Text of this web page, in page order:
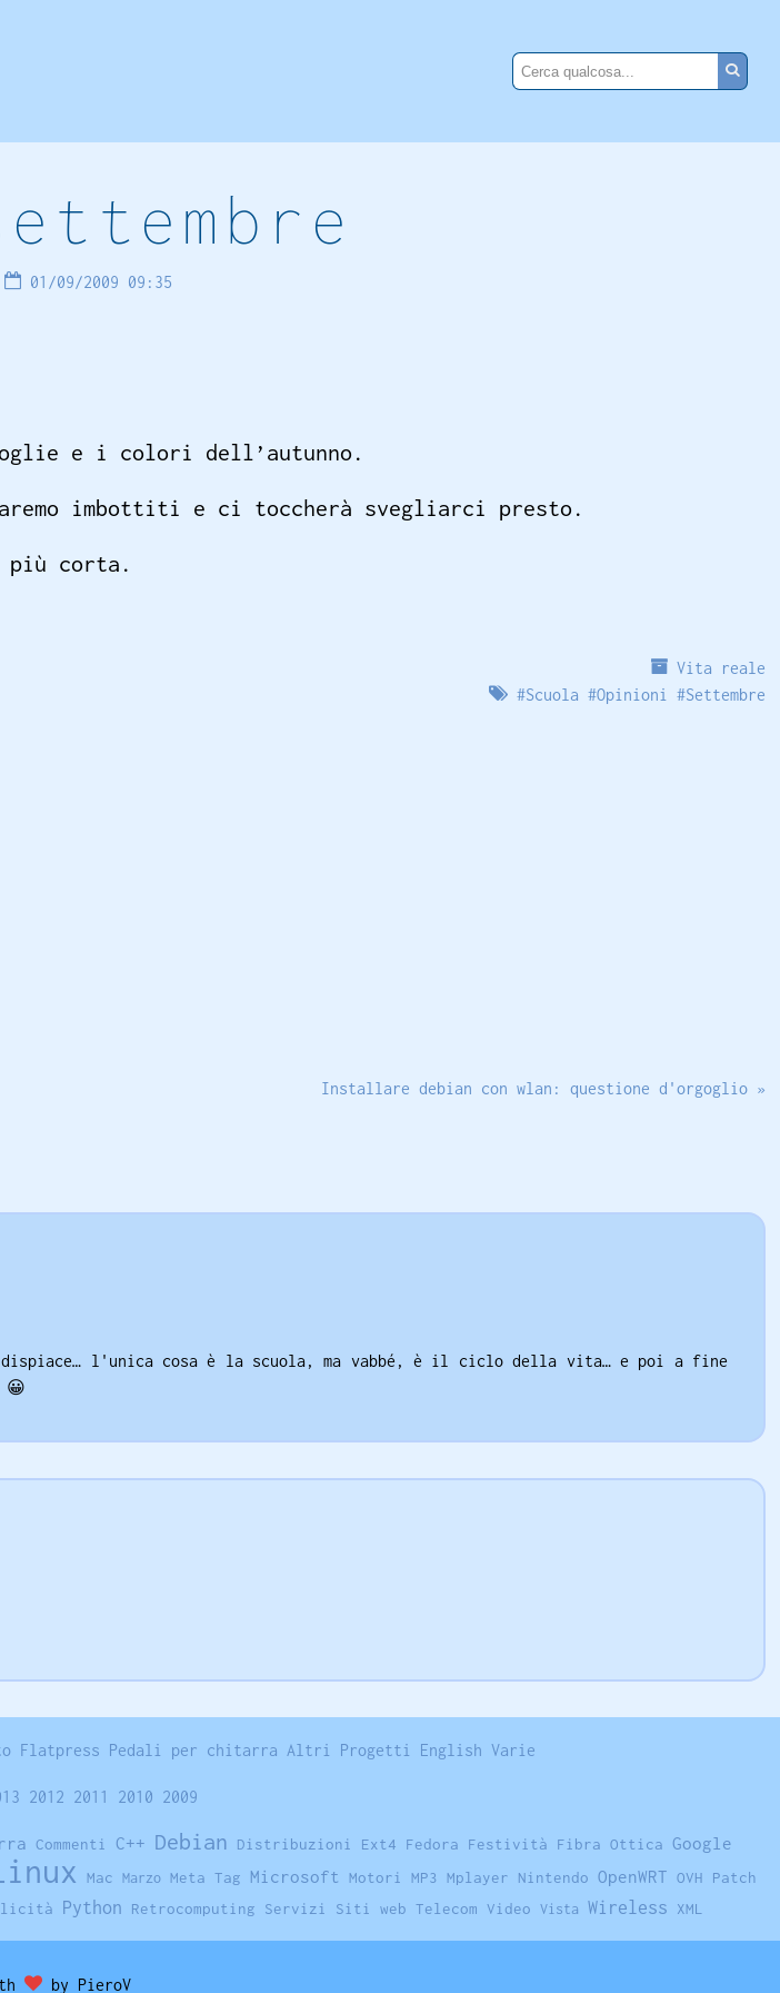
01/09/2009 09:35
e i colori dell’autunno.
imbottiti e ci toccherà svegliarci presto.
più corta.
Vita reale
#Scuola #Opinioni #Settembre
Installare debian con wlan: questione d'orgoglio »
dispiace… l'unica cosa è la scuola, ma vabbé, è il ciclo della vita… e poi a fine
😀
Flatpress Pedali per chitarra Altri Progetti English Varie
2012 2011 2010 2009
Commenti C++ Debian Distribuzioni Ext4 Fedora Festività Fibra Ottica Google
Mac Marzo Meta Tag Microsoft Motori MP3 Mplayer Nintendo OpenWRT OVH Patch
Python Retrocomputing Servizi Siti web Telecom Video Vista Wireless XML
by PieroV